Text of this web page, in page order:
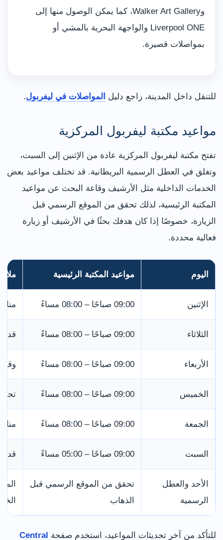
وWalker Art Gallery، كما يمكن الوصول منها إلى
Liverpool ONE والواجهة البحرية بالمشي أو
بمواصلات قصيرة.
للتنقل داخل المدينة، راجع دليل المواصلات في ليفربول.
مواعيد مكتبة ليفربول المركزية
تفتح مكتبة ليفربول المركزية عادة من الإثنين إلى السبت،
وتغلق في العطل الرسمية البريطانية. قد تختلف مواعيد بعض
الخدمات الداخلية مثل الأرشيف وقاعة البحث عن مواعيد
المكتبة الرئيسية، لذلك تحقق من الموقع الرسمي قبل
الزيارة، خصوصًا إذا كان هدفك بحثًا في الأرشيف أو زيارة
فعالية محددة.
اليوم مواعيد المكتبة الرئيسية
الإثنين 09:00 صباحًا – 08:00 مساءً
الثلاثاء 09:00 صباحًا – 08:00 مساءً قد
الأربعاء 09:00 صباحًا – 08:00 مساءً وقت
الخميس 09:00 صباحًا – 08:00 مساءً
الجمعة 09:00 صباحًا – 08:00 مساءً
السبت 09:00 صباحًا – 05:00 مساءً قد
الأحد والعطل
الرسمية
تحقق من الموقع الرسمي قبل
الذهاب
للتأكد من آخر تحديثات المواعيد، استخدم صفحة Central